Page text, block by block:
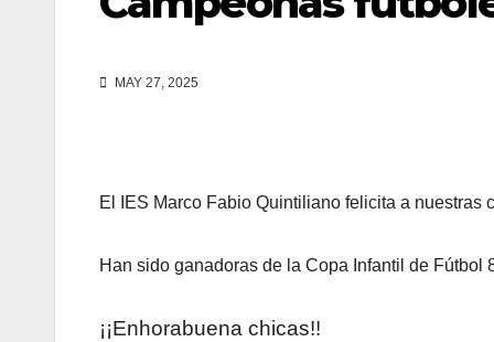
MAY 27, 2025
El IES Marco Fabio Quintiliano felicita a nuestras
Han sido ganadoras de la Copa Infantil de Fútbol
¡¡Enhorabuena chicas!!